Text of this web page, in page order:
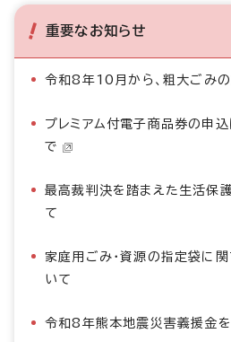
重要なお知らせ
令和8年10月から、粗大ごみ
プレミアム付電子商品券の申
で
最高裁判決を踏まえた生活保
て
家庭用ごみ・資源の指定袋に
いて
令和8年熊本地震災害義援金